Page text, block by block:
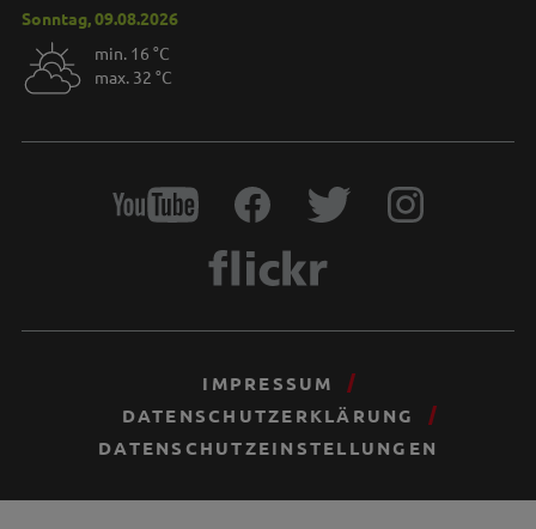
Sonntag, 09.08.2026
min. 16 °C
max. 32 °C
IMPRESSUM
DATENSCHUTZERKLÄRUNG
DATENSCHUTZEINSTELLUNGEN